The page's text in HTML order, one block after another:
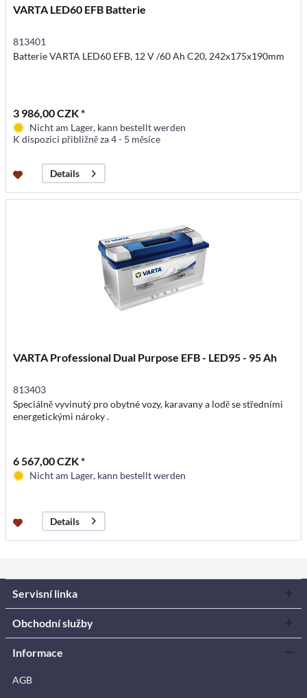
VARTA LED60 EFB Batterie
813401
Batterie VARTA LED60 EFB, 12 V /60 Ah C20, 242x175x190mm
3 986,00 CZK *
Nicht am Lager, kann bestellt werden
K dispozici přibližně za 4 - 5 měsíce
Details
VARTA Professional Dual Purpose EFB - LED95 - 95 Ah
813403
Speciálně vyvinutý pro obytné vozy, karavany a lodě se středními
energetickými nároky .
6 567,00 CZK *
Nicht am Lager, kann bestellt werden
Details
Servisní linka
Obchodní služby
Informace
AGB